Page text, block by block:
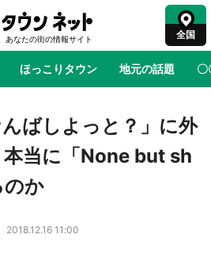
全国
ほっこりタウン 地元の話題 〇
あの時はありがとう 物語がはじ
ダークネスが栃木県を征服！？ 県
動画で「聖地」が生産されてます
ばしよっと？」に外
当に「None but sh
か
2018.12.16 11:00